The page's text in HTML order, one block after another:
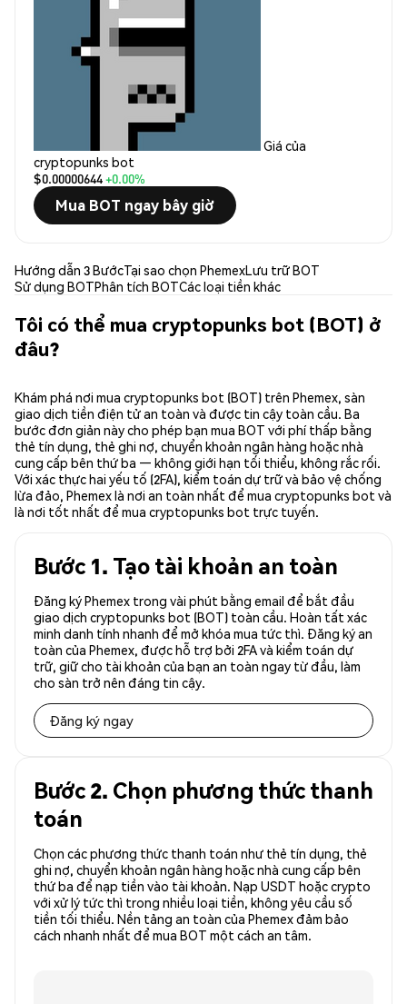
Giá của
cryptopunks bot
$0.00000644+0.00%
Mua BOT ngay bây giờ
Hướng dẫn 3 BướcTại sao chọn PhemexLưu trữ BOT
Sử dụng BOTPhân tích BOTCác loại tiền khác
Tôi có thể mua cryptopunks bot (BOT) ở
đâu?
Khám phá nơi mua cryptopunks bot (BOT) trên Phemex, sàn
giao dịch tiền điện tử an toàn và được tin cậy toàn cầu. Ba
bước đơn giản này cho phép bạn mua BOT với phí thấp bằng
thẻ tín dụng, thẻ ghi nợ, chuyển khoản ngân hàng hoặc nhà
cung cấp bên thứ ba — không giới hạn tối thiểu, không rắc rối.
Với xác thực hai yếu tố (2FA), kiểm toán dự trữ và bảo vệ chống
lừa đảo, Phemex là nơi an toàn nhất để mua cryptopunks bot và
là nơi tốt nhất để mua cryptopunks bot trực tuyến.
Bước 1. Tạo tài khoản an toàn
Đăng ký Phemex trong vài phút bằng email để bắt đầu
giao dịch cryptopunks bot (BOT) toàn cầu. Hoàn tất xác
minh danh tính nhanh để mở khóa mua tức thì. Đăng ký an
toàn của Phemex, được hỗ trợ bởi 2FA và kiểm toán dự
trữ, giữ cho tài khoản của bạn an toàn ngay từ đầu, làm
cho sàn trở nên đáng tin cậy.
Đăng ký ngay
Bước 2. Chọn phương thức thanh
toán
Chọn các phương thức thanh toán như thẻ tín dụng, thẻ
ghi nợ, chuyển khoản ngân hàng hoặc nhà cung cấp bên
thứ ba để nạp tiền vào tài khoản. Nạp USDT hoặc crypto
với xử lý tức thì trong nhiều loại tiền, không yêu cầu số
tiền tối thiểu. Nền tảng an toàn của Phemex đảm bảo
cách nhanh nhất để mua BOT một cách an tâm.